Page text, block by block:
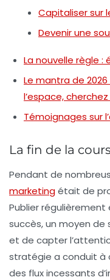
Capitaliser sur
Devenir une
La nouvelle règle :
Le mantra de
l’espace,
Témoignages sur
La fin de la
Pendant de
marketingétait de
Publier
succès, un moyen de
et de capter
stratégie a conduit à
des flux incessants